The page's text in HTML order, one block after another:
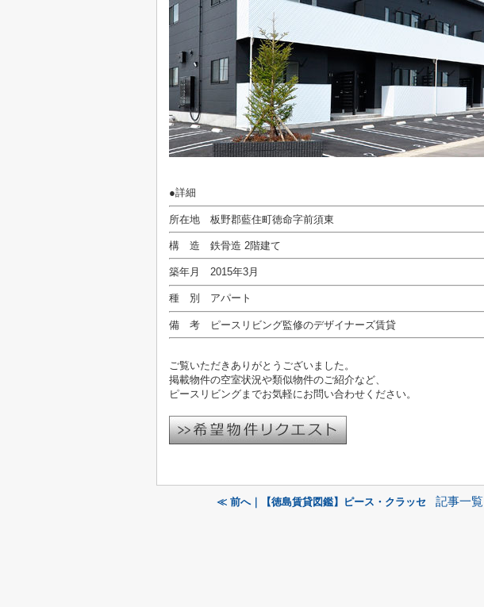
●詳細
所在地 板野郡藍住町徳命字前須東
構 造 鉄骨造 2階建て
築年月 2015年3月
種 別 アパート
備 考 ピースリビング監修のデザイナーズ賃貸
ご覧いただきありがとうございました。
掲載物件の空室状況や類似物件のご紹介など、
ピースリビングまでお気軽にお問い合わせください。
≪ 前へ｜【徳島賃貸図鑑】ピース・クラッセ 記事一覧